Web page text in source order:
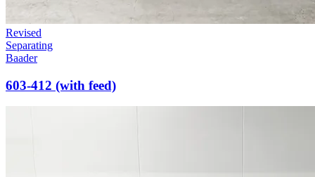
Revised
Separating
Baader
603-412 (with feed)